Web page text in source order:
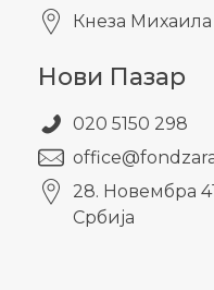
Кнезa Михаила
Нови Пазар
020 5150 298
28. Новембра
Србија